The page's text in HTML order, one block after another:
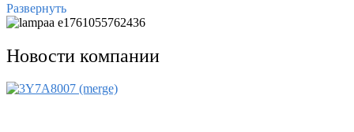
Развернуть
Новости компании